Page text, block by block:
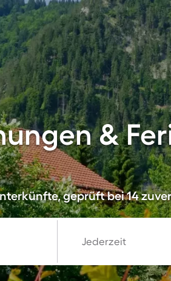
&
geprüft bei 14
Jederzeit